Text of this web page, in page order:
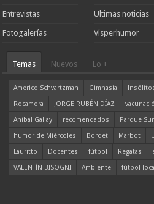
Entrevistas
Fotogalerías
Ultimas noticias
Visperhumor
Temas Nuevos Lo +
Americo Schvartzman Gimnasia
Rocamora
JORGE RUBÉN DÍAZ
Aníbal Gallay
recomendados Parque Sur
humor de Miércoles
Bordet Marbot
Lauritto
Docentes fútbol Regatas
VALENTÍN BISOGNI
Ambiente fútbol